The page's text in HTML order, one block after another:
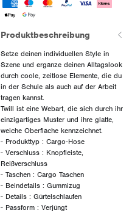
Produktbeschreibung
Setze deinen individuellen Style in
Szene und ergänze deinen Alltagslook
durch coole, zeitlose Elemente, die du
in der Schule als auch auf der Arbeit
tragen kannst.
Twill ist eine Webart, die sich durch ihr
einzigartiges Muster und ihre glatte,
weiche Oberfläche kennzeichnet.
- Produkttyp : Cargo-Hose
- Verschluss : Knopfleiste,
Reißverschluss
- Taschen : Cargo Taschen
- Beindetails : Gummizug
- Details : Gürtelschlaufen
- Passform : Verjüngt